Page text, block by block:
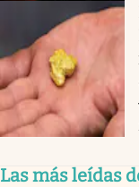
Las más leídas